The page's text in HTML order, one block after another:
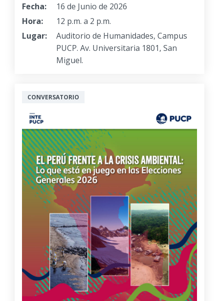
Fecha:
16 de Junio de 2026
Hora:
12 p.m. a 2 p.m.
Lugar:
Auditorio de Humanidades, Campus
PUCP. Av. Universitaria 1801, San
Miguel.
CONVERSATORIO